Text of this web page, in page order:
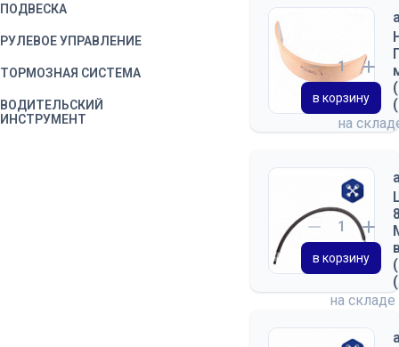
ПОДВЕСКА
РУЛЕВОЕ УПРАВЛЕНИЕ
ТОРМОЗНАЯ СИСТЕМА
ВОДИТЕЛЬСКИЙ
ИНСТРУМЕНТ
на
в корзину
на складе
в корзину